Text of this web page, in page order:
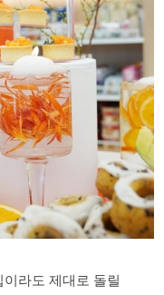
라도 제대로 돌릴